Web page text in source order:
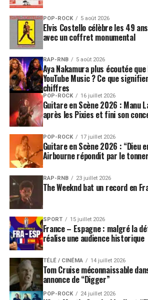
POP-ROCK 5 août 2026
Elvis Costello célèbre les 49
avec un coffret monumental
RAP-RNB 5 août 2026
Aya Nakamura plus écoutée
YouTube Music ? Ce que
chiffres
POP-ROCK 16 juillet 2026
Guitare en Scène 2026 : Manu
après les Pixies et fini son
POP-ROCK 17 juillet 2026
Guitare en Scène 2026 : “Dieu
Airbourne répondit par le
RAP-RNB 23 juillet 2026
The Weeknd bat un record en
SPORT 15 juillet 2026
France – Espagne : malgré la
réalise une audience historique
TÉLÉ / CINÉMA 14 juillet 2026
Tom Cruise méconnaissable
annonce de “Digger”
POP-ROCK 24 juillet 2026